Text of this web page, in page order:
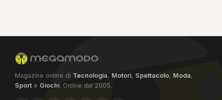
Magazine online di Tecnologia, Motori, Spettacolo, Moda,
Sport e Giochi. Online dal 2005.